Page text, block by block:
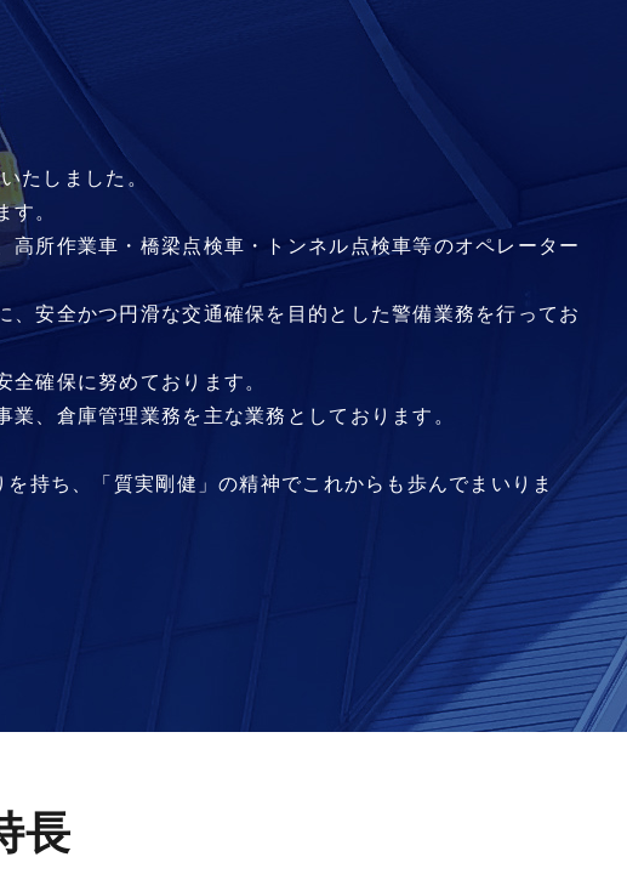
たしました。
。
所作業車・橋梁点検車・トンネル点検車等のオペレーター
安全かつ円滑な交通確保を目的とした警備業務を行ってお
確保に努めております。
、倉庫管理業務を主な業務としております。
持ち、「質実剛健」の精神でこれからも歩んでまいりま
長